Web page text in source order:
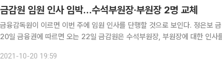
금감원 임원 인사 임박…수석부원장·부원장 2명 교체
금융감독원이 이르면 이번 주에 임원 인사를 단행할 것으로 보인다. 정은보
20일 금융권에 따르면 오는 22일 금감원은 수석부원장, 부원장에 대한 인
2021-10-20 19:59